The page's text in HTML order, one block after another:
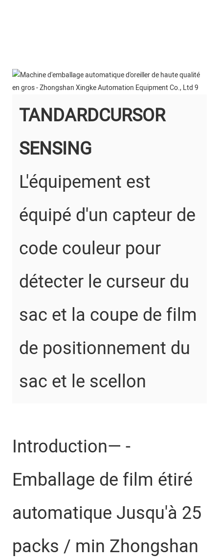
TANDARDCURSOR
SENSING
L'équipement est
équipé d'un capteur de
code couleur pour
détecter le curseur du
sac et la coupe de film
de positionnement du
sac et le scellon
Introduction— -
Emballage de film étiré
automatique Jusqu'à 25
packs / min Zhongshan